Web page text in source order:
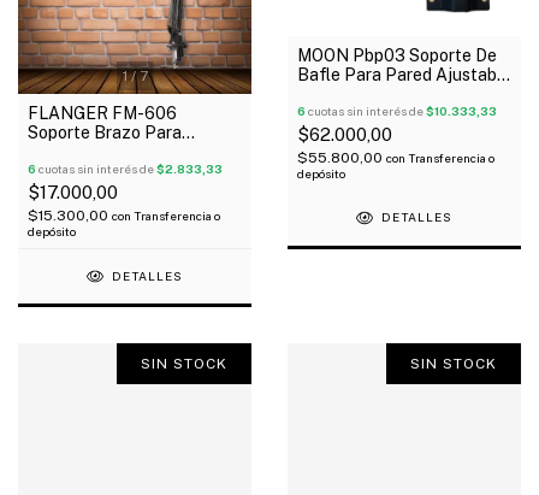
1/7
FLANGER FM-606
Soporte Brazo Para
Mesa Radio
6 cuotas sin interés de$2.833,33
$17.000,00
$15.300,00 con Transferencia o
depósito
DETALLES
MOON Pbp03 Soporte De
Bafle Para Pared Ajustable
6 cuotas sin interés de$10.333,33
$62.000,00
$55.800,00 con Transferencia o
depósito
DETALLES
SIN STOCK SIN STOCK